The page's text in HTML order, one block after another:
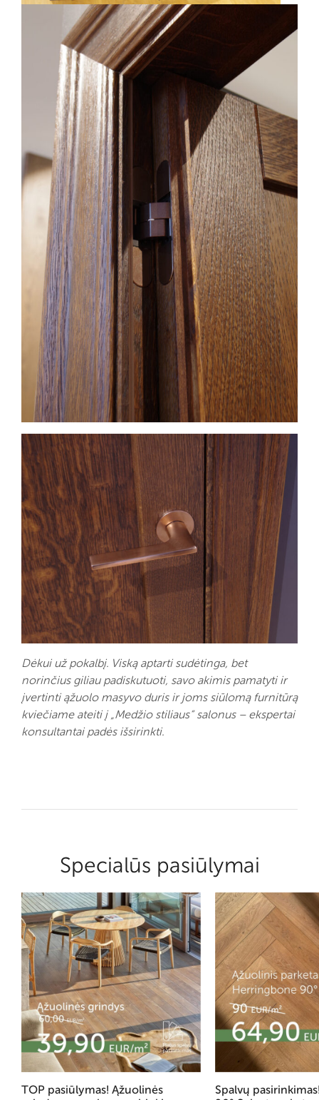
Dėkui už pokalbį. Viską aptarti sudėtinga, bet
norinčius giliau padiskutuoti, savo akimis pamatyti ir
įvertinti ąžuolo masyvo duris ir joms siūlomą furnitūrą
kviečiame ateiti į „Medžio stiliaus“ salonus – ekspertai
konsultantai padės išsirinkti.
Specialūs pasiūlymai
TOP pasiūlymas! Ąžuolinės
Spalvų